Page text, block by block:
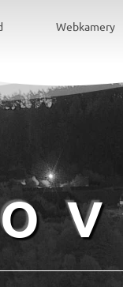
Webkamery
V